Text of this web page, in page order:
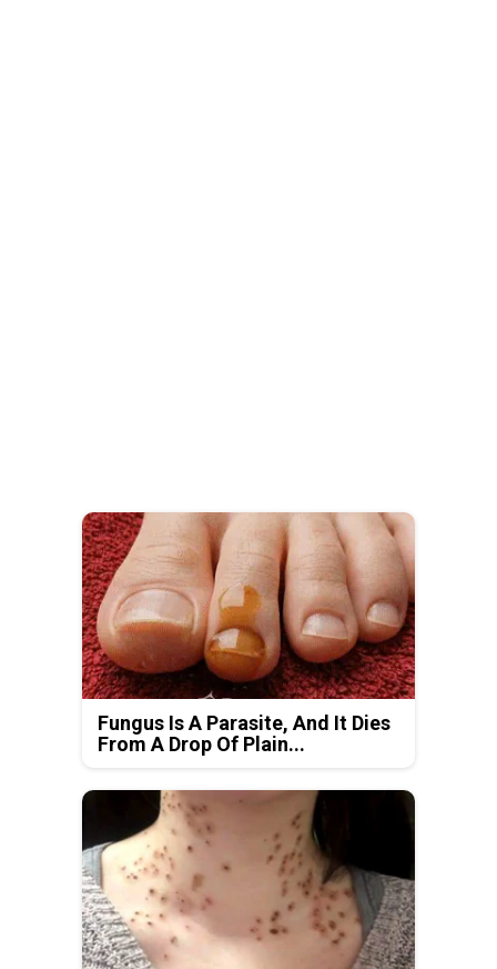
Fungus Is A Parasite, And It Dies
From A Drop Of Plain...